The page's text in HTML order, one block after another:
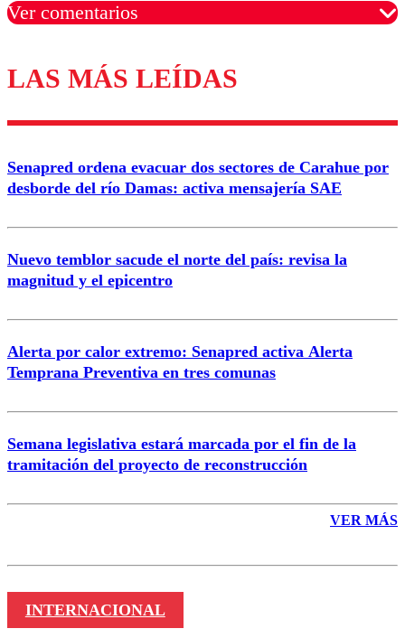
Ver comentarios
Los comentarios son moderados para garantizar un
diálogo respetuoso.
Nombre
Correo
LAS MÁS LEÍDAS
Senapred ordena evacuar dos sectores de Carahue por
desborde del río Damas: activa mensajería SAE
Nuevo temblor sacude el norte del país: revisa la
magnitud y el epicentro
Alerta por calor extremo: Senapred activa Alerta
Temprana Preventiva en tres comunas
Semana legislativa estará marcada por el fin de la
tramitación del proyecto de reconstrucción
VER MÁS
INTERNACIONAL